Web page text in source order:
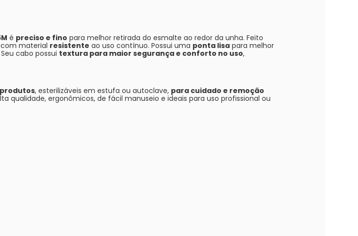
é preciso e fino para melhor retirada do esmalte ao redor da unha. Feito
material resistente ao uso contínuo. Possui uma ponta lisa para melhor
Seu cabo possui textura para maior segurança e conforto no uso,
, esterilizáveis em estufa ou autoclave, para cuidado e remoção
qualidade, ergonômicos, de fácil manuseio e ideais para uso profissional ou